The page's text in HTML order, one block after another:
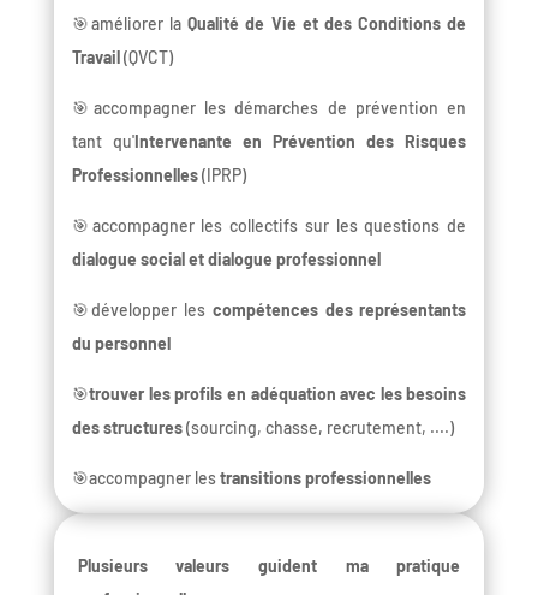
🎯améliorer laQualité de Vie et des Conditions de
Travail(QVCT)
🎯accompagner les démarches de prévention en
tant qu'Intervenante en Prévention des Risques
Professionnelles(IPRP)
🎯accompagner les collectifs sur les questions de
dialogue social et dialogue professionnel
🎯développer les compétences des représentants
du personnel
🎯trouver les profils en adéquation avec les besoins
des structures(sourcing, chasse, recrutement, ....)
🎯accompagner lestransitions professionnelles
Plusieurs valeurs guident ma pratique